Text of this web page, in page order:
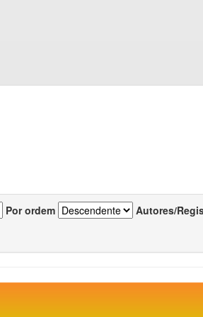
Por ordem Autores/